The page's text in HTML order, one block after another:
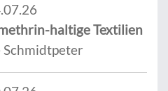
haltige Textilien